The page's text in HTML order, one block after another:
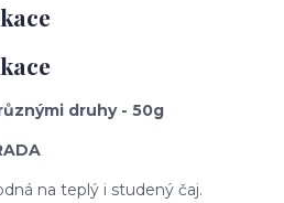
druhy - 50g
na teplý i studený čaj.